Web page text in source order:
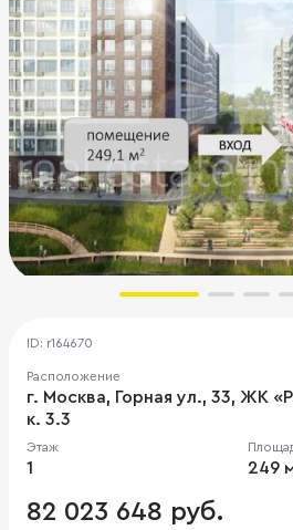
ID: r164670
Расположение
г. Москва, Горная ул., 33, ЖК
к. 3.3
Этаж
1 249
82 023 648 руб.